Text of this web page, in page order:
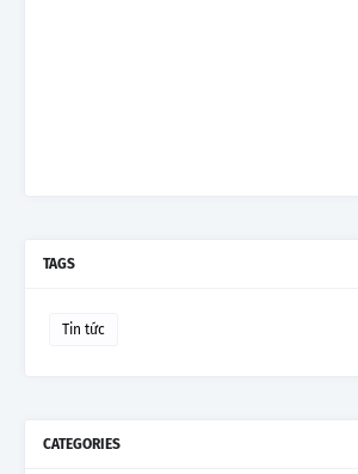
TAGS
Tin tức
CATEGORIES